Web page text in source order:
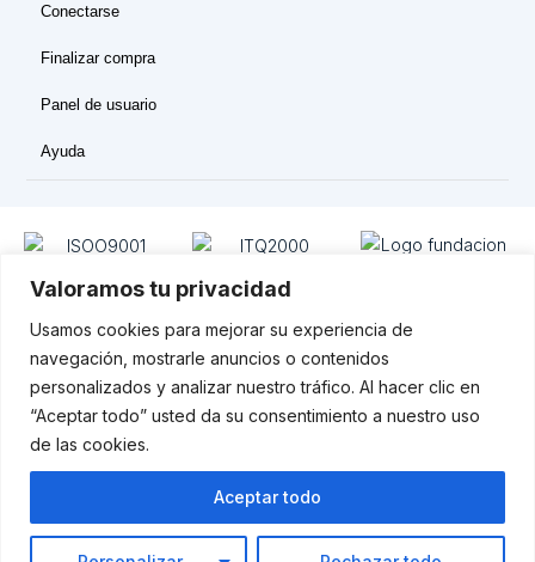
Valoramos tu privacidad
Usamos cookies para mejorar su experiencia de
navegación, mostrarle anuncios o contenidos
personalizados y analizar nuestro tráfico. Al hacer clic en
“Aceptar todo” usted da su consentimiento a nuestro uso
de las cookies.
Aceptar todo
Conectarse
Finalizar compra
Panel de usuario
Ayuda